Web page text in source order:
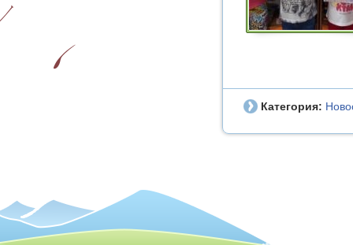
Категория: